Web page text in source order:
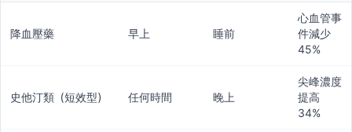
降血壓藥 早上 睡前
心血管事
件減少
45%
史他汀類（短效型） 任何時間 晚上
尖峰濃度
提高
34%